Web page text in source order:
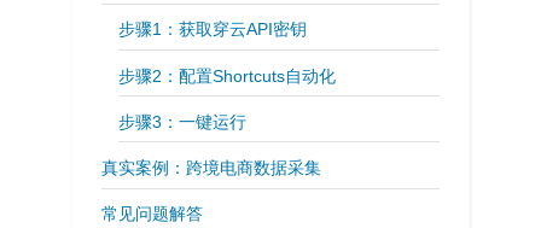
步骤1：获取穿云API密钥
步骤2：配置Shortcuts自动化
步骤3：一键运行
真实案例：跨境电商数据采集
常见问题解答